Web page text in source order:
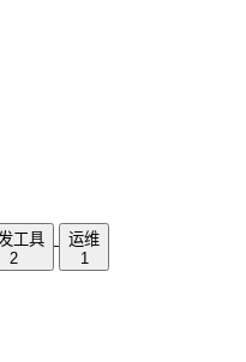
工具
2
运维
1